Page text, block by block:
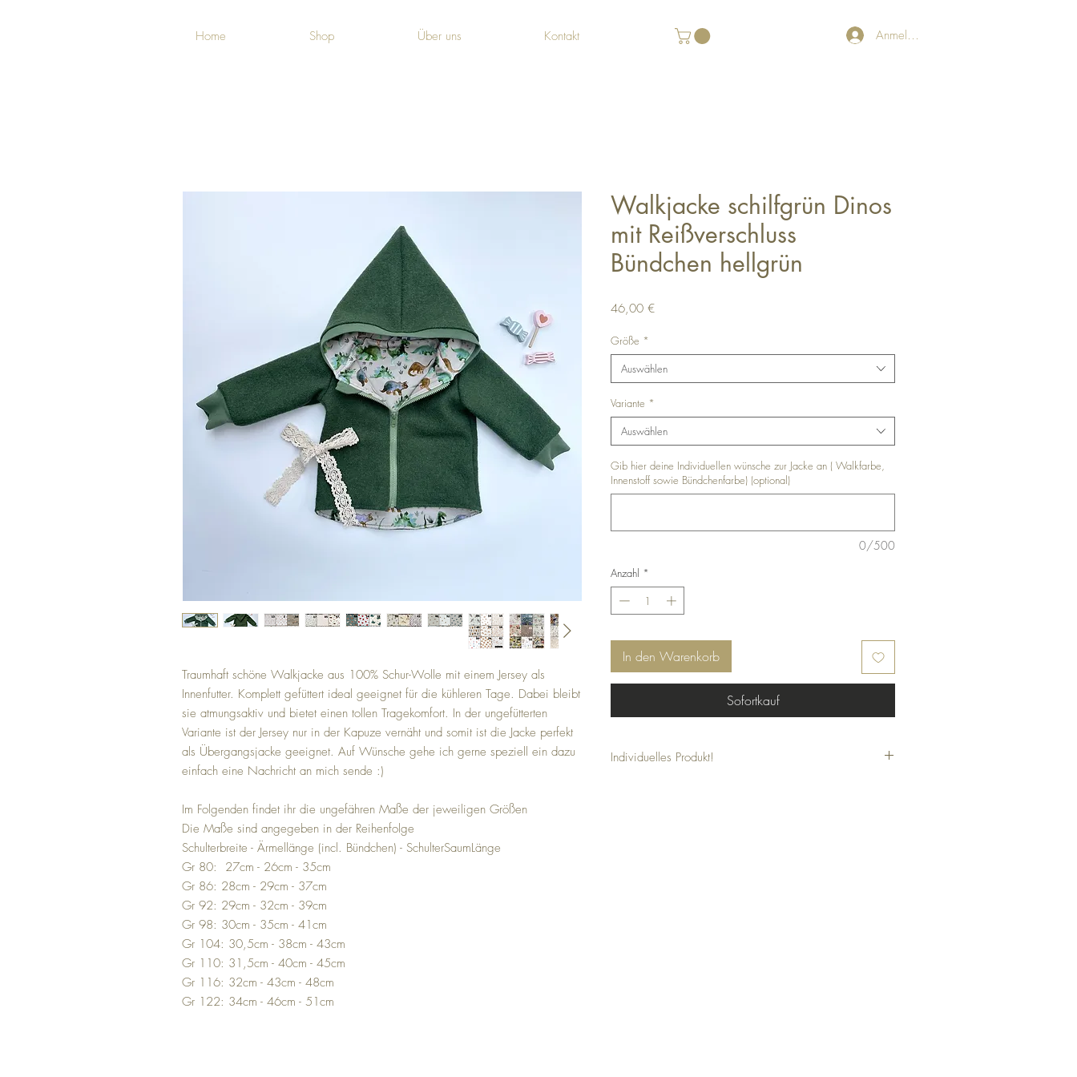
Home Shop Über uns Kontakt Anmelden
Traumhaft schöne Walkjacke aus 100% Schur-Wolle mit einem Jersey als
Innenfutter. Komplett gefüttert ideal geeignet für die kühleren Tage. Dabei bleibt
sie atmungsaktiv und bietet einen tollen Tragekomfort. In der ungefütterten
Variante ist der Jersey nur in der Kapuze vernäht und somit ist die Jacke perfekt
als Übergangsjacke geeignet. Auf Wünsche gehe ich gerne speziell ein dazu
einfach eine Nachricht an mich sende :)
Im Folgenden findet ihr die ungefähren Maße der jeweiligen Größen
Die Maße sind angegeben in der Reihenfolge
Schulterbreite - Ärmellänge (incl. Bündchen) - SchulterSaumLänge
Gr 80: 27cm - 26cm - 35cm
Gr 86: 28cm - 29cm - 37cm
Gr 92: 29cm - 32cm - 39cm
Gr 98: 30cm - 35cm - 41cm
Gr 104: 30,5cm - 38cm - 43cm
Gr 110: 31,5cm - 40cm - 45cm
Gr 116: 32cm - 43cm - 48cm
Gr 122: 34cm - 46cm - 51cm
Walkjacke schilfgrün Dinos
mit Reißverschluss
Bündchen hellgrün
46,00 €Preis
Größe *
Auswählen
Variante *
Auswählen
Gib hier deine Individuellen wünsche zur Jacke an ( Walkfarbe,
Innenstoff sowie Bündchenfarbe) (optional)
0/500
Anzahl *
In den Warenkorb
Sofortkauf
Individuelles Produkt!